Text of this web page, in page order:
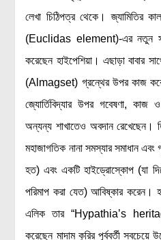
লেখা চিঠিপত্র থেকে। জ্যামিতির
(Euclidas element)-এর নতুন
করেছেন হাইপেশিয়া। এছাড়া বাবার
(Almagset) গ্রন্থের উপর কাজ
জ্যোর্তিবিদ্যার উপর গবেষণা, কাজ
অন্যন্য শাখাতেও অবদান রেখেছেন।
মহাজাগতিক নানা সমস্যার সমাধান এবং
হত) এবং একটি হাইড্রোস্কোপ (যা
পরিমাপ করা যেত) আবিষ্কার করেন।
এলিক তার “Hypathia’s
করেছেন মাদাম কুরির পূর্ববর্তী সবচেয়ে